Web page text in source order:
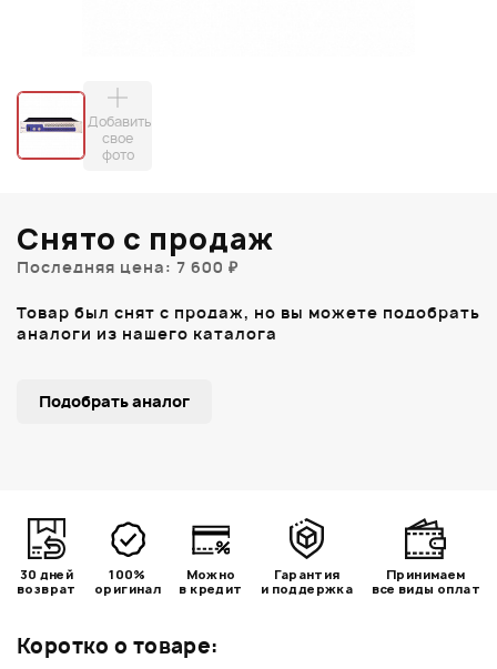
Добавить
свое
фото
Коротко о товаре:
Снято с продаж
Последняя цена: 7 600 ₽
Товар был снят с продаж, но вы можете подобрать
аналоги из нашего каталога
Подобрать аналог
30 дней
возврат
100%
оригинал
Можно
в кредит
Гарантия
и поддержка
Принимаем
все виды оплат